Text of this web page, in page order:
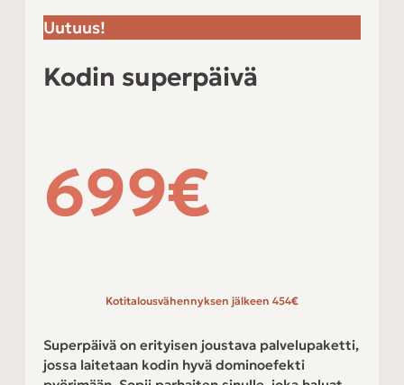
Uutuus!
Kodin superpäivä
699€
Kotitalousvähennyksen jälkeen 454€
Superpäivä on erityisen joustava palvelupaketti,
jossa laitetaan kodin hyvä dominoefekti